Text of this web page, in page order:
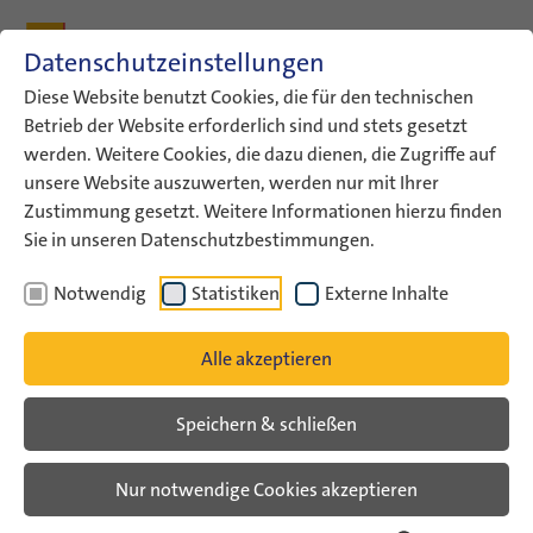
Datenschutzeinstellungen
Diese Website benutzt Cookies, die für den technischen
Betrieb der Website erforderlich sind und stets gesetzt
werden. Weitere Cookies, die dazu dienen, die Zugriffe auf
unsere Website auszuwerten, werden nur mit Ihrer
Zustimmung gesetzt. Weitere Informationen hierzu finden
Sie in unseren Datenschutzbestimmungen.
Notwendig Statistiken Externe Inhalte
Alle akzeptieren
Speichern & schließen
Nur notwendige Cookies akzeptieren
ConAct Austausch planen
Israel individuell
Hospitationen
Hospitationen
Work - Con-T-Acts - Gemeinsam
Arbeiten
Förderung von Hospitationen in der
Jugendarbeit in Deutschland und Israel
Fachkräfte in der